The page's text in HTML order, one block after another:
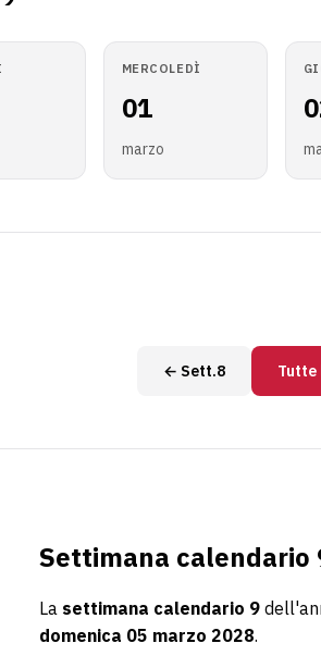
MERCOLEDÌ
01
marzo
← Sett.8 Tutte
Settimana calendario
La settimana calendario 9
domenica 05 marzo 2028.